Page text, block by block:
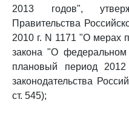
2013 годов",
Правительства
2010 г. N 1171 "О мерах
закона "О
плановый период
законодательства
ст. 545);